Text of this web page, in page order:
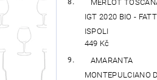
MERLOT
IGT 2020 BIO -
ISPOLI
449 Kč
AMARANTA
MONTEPULCIANO D